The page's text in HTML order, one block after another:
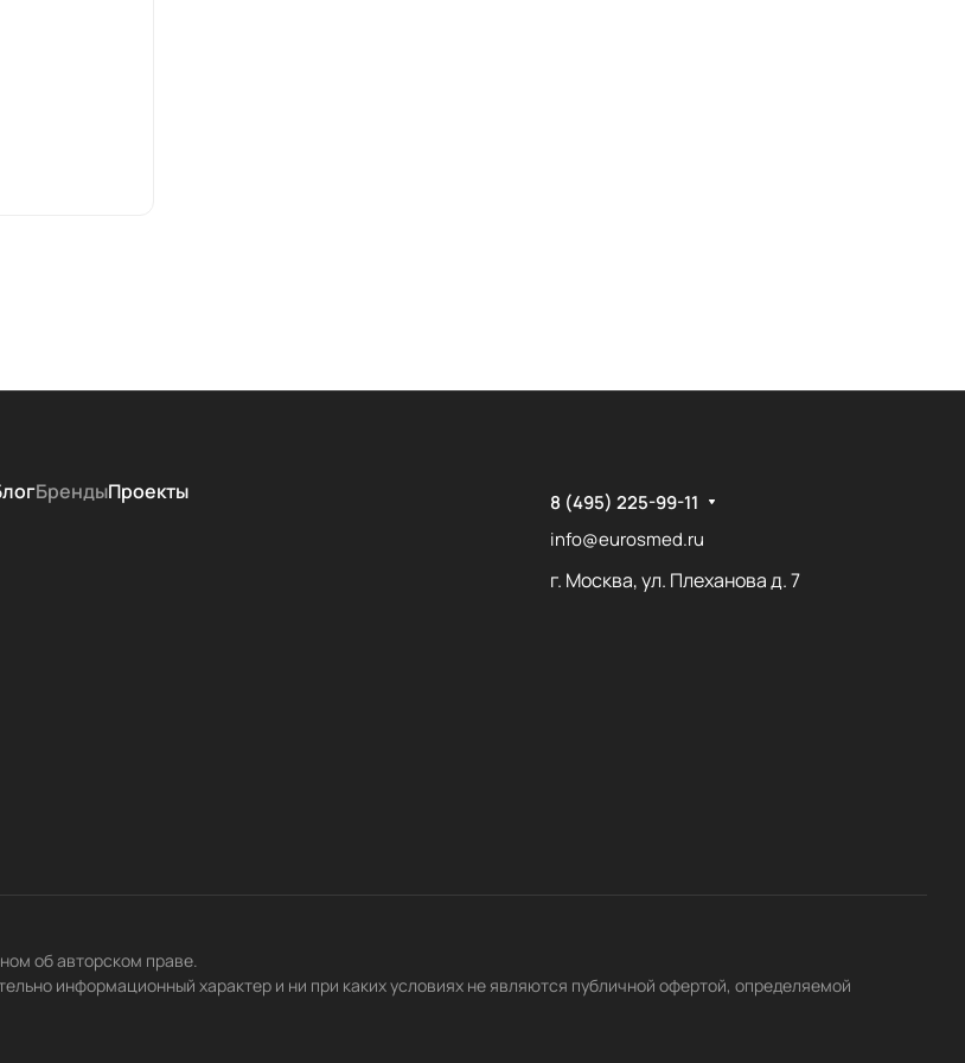
и стационарные устройства для физиотерапии и магнитотерапии. Предлагает
для лечения боли, восстановления после травм и операций, улучшения кровообращения и
БрендыПроекты
8 (495) 225-99-11
info@eurosmed.ru
г. Москва, ул. Плеханова д. 7
об авторском праве.
информационный характер и ни при каких условиях не являются публичной офертой, определяемой